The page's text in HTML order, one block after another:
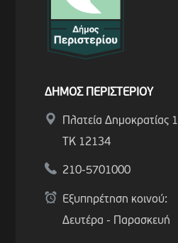
ΔΗΜΟΣ ΠΕΡΙΣΤΕΡΙΟΥ
Πλατεία Δημοκρατίας 1
ΤΚ 12134
210-5701000
Εξυπηρέτηση κοινού:
Δευτέρα - Παρασκευή